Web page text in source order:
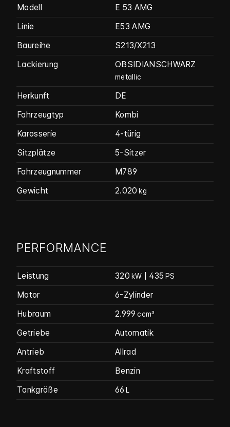
Modell
E 53 AMG
Linie
E53 AMG
Baureihe
S213/X213
Lackierung
OBSIDIANSCHWARZ
metallic
Herkunft
DE
Fahrzeugtyp
Kombi
Karosserie
4-türig
Sitzplätze
5-Sitzer
Fahrzeug­nummer
M789
Gewicht
2.020 kg
PERFORMANCE
Leistung 320 kW | 435 PS
Motor
6-Zylinder
Hubraum
2.999 ccm³
Getriebe
Automatik
Antrieb
Allrad
Kraftstoff
Benzin
Tankgröße
66 L